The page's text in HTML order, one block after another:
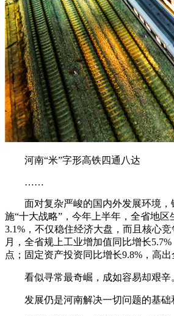
河南“米”字形高铁四通八达
……
面对复杂严峻的国内外发展环境，
施“十大战略”，今年上半年，全省地区
3.1%，不仅稳住经济大盘，而且核心
月，全省规上工业增加值同比增长
点；固定资产投资同比增长9.8%，高出
看似寻常最奇崛，成如容易却艰辛
发展仍是河南解决一切问题的基础